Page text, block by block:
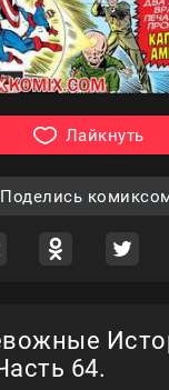
Лайкнуть
Поделись
64.